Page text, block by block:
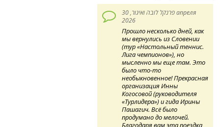
פרנקל לובה ואיגור, 30 апреля
2026
Прошло несколько дней, как
мы вернулись из Словении
(тур «Настольный теннис.
Лига чемпионов»), но
мысленно мы еще там. Это
было что-то
необыкновенное! Прекрасная
организация Инны
Когосовой (руководителя
«Турлидера») и гида Ирины
Пашагич. Всё было
продумано до мелочей.
Благодаря вам эта поездка